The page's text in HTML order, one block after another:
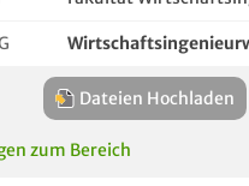
Dateien Hochladen
zum Bereich